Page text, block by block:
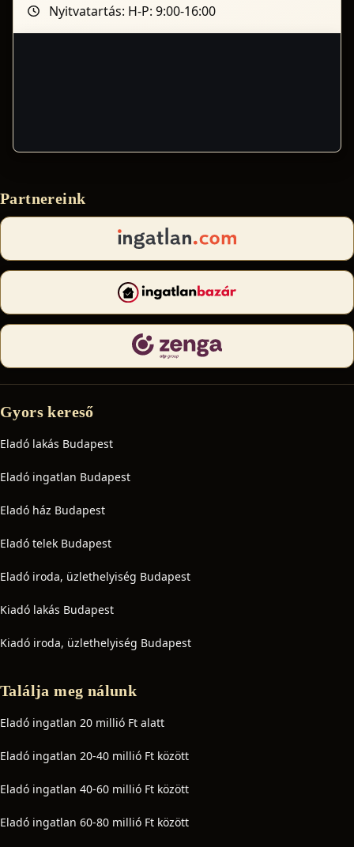
Nyitvatartás: H-P: 9:00-16:00
Partnereink
Gyors kereső
Eladó lakás Budapest
Eladó ingatlan Budapest
Eladó ház Budapest
Eladó telek Budapest
Eladó iroda, üzlethelyiség Budapest
Kiadó lakás Budapest
Kiadó iroda, üzlethelyiség Budapest
Találja meg nálunk
Eladó ingatlan 20 millió Ft alatt
Eladó ingatlan 20-40 millió Ft között
Eladó ingatlan 40-60 millió Ft között
Eladó ingatlan 60-80 millió Ft között